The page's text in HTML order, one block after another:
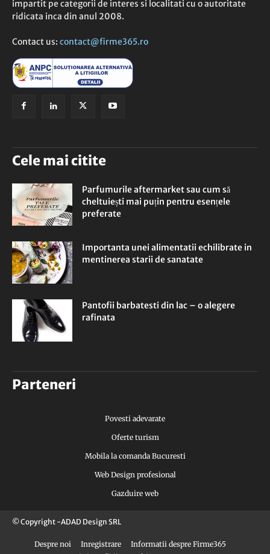
impartit pe categorii de interes si localitati cu o autoritate
ridicata inca din anul 2008.
Contact us: contact@firme365.ro
Cele mai citite
Parfumurile aftermarket sau cum să
cheltuiești mai puțin pentru esențele
preferate
Importanta unei alimentatii echilibrate in
mentinerea starii de sanatate
Pantofii barbatesti din lac – o alegere
rafinata
Parteneri
Povesti adevarate
Oferte turism
Mobila la comanda Bucuresti
Web Design profesional
Gazduire web
© Copyright -ADAD Design SRL
Despre noi Inregistrare
Informatii despre Firme365